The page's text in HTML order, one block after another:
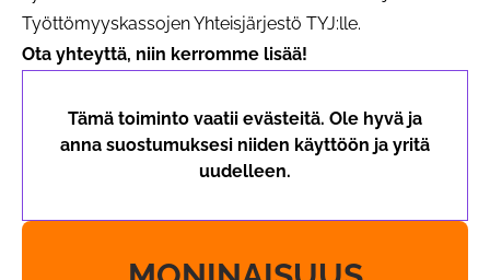
Työttömyyskassojen Yhteisjärjestö TYJ:lle.
Ota yhteyttä, niin kerromme lisää!
Tämä toiminto vaatii evästeitä. Ole hyvä ja
anna suostumuksesi niiden käyttöön ja yritä
uudelleen.